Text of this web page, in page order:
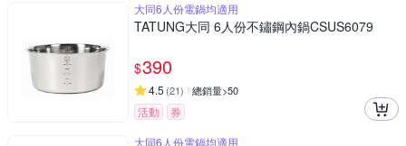
大同6人份電鍋均適用
TATUNG大同 6人份不鏽鋼內鍋CSUS6079
$390
4.5 (21) 總銷量>50
活動
券
大同6人份電鍋均適用